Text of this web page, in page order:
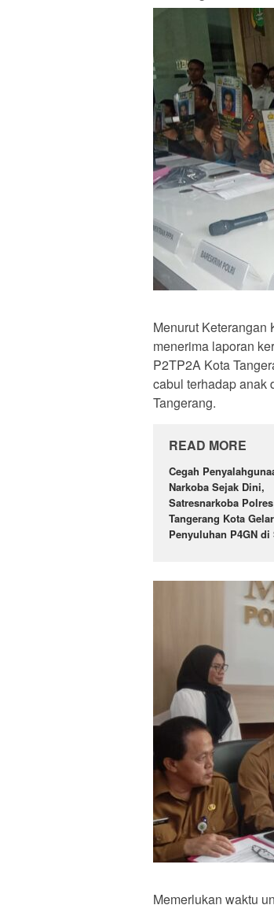
Menurut Keterangan
menerima laporan
P2TP2A Kota
cabul terhadap anak
Tangerang.
READ MORE
Cegah
Narkoba Sejak Dini,
Satresnarkoba
Tangerang Kota Gelar
Penyuluhan P4GN di
Memerlukan waktu